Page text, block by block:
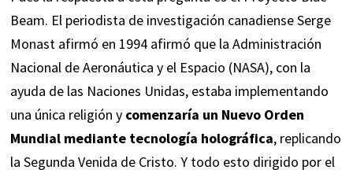
Beam. El periodista de investigación canadiense Serge
Monast afirmó en 1994 afirmó que la Administración
Nacional de Aeronáutica y el Espacio (NASA), con la
ayuda de las Naciones Unidas, estaba implementando
una única religión y comenzaría un Nuevo Orden
Mundial mediante tecnología holográfica, replicando
la Segunda Venida de Cristo. Y todo esto dirigido por el